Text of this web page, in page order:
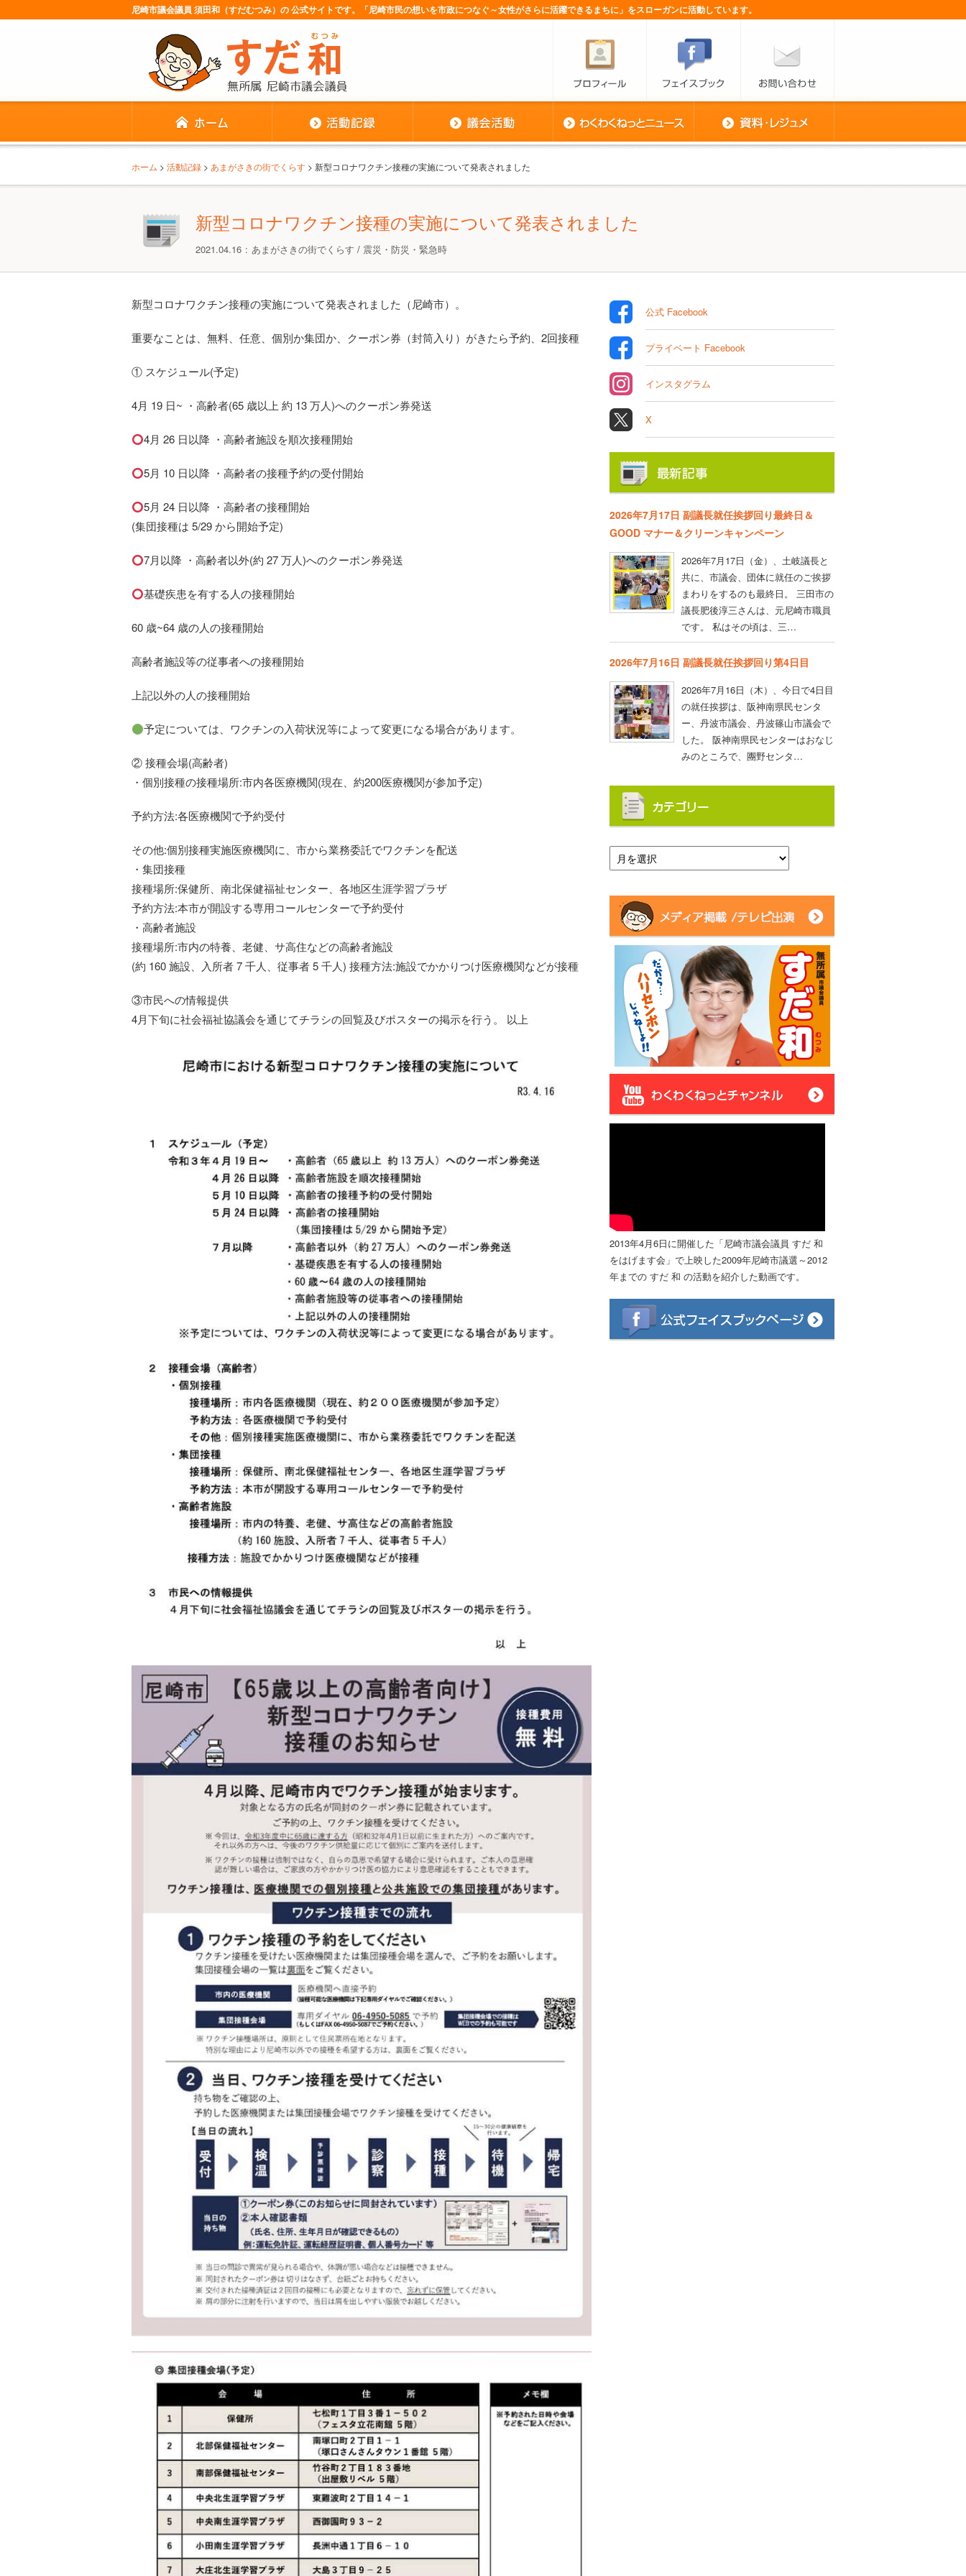
尼崎市議会議員 須田和（すだむつみ）の 公式サイトです。「尼崎市民の想いを市政につなぐ～女性がさらに活躍できるまちに」をスローガンに活動しています。
ホーム > 活動記録 > あまがさきの街でくらす > 新型コロナワクチン接種の実施について発表されました
新型コロナワクチン接種の実施について発表されました
2021.04.16 あまがさきの街でくらす / 震災・防災・緊急時
新型コロナワクチン接種の実施について発表されました（尼崎市）。
重要なことは、無料、任意、個別か集団か、クーポン券（封筒入り）がきたら予約、2回接種
① スケジュール(予定)
4月 19 日~ ・高齢者(65 歳以上 約 13 万人)へのクーポン券発送
4月 26 日以降 ・高齢者施設を順次接種開始
5月 10 日以降 ・高齢者の接種予約の受付開始
5月 24 日以降 ・高齢者の接種開始
(集団接種は 5/29 から開始予定)
7月以降 ・高齢者以外(約 27 万人)へのクーポン券発送
基礎疾患を有する人の接種開始
60 歳~64 歳の人の接種開始
高齢者施設等の従事者への接種開始
上記以外の人の接種開始
予定については、ワクチンの入荷状況等によって変更になる場合があります。
② 接種会場(高齢者)
・個別接種の接種場所:市内各医療機関(現在、約200医療機関が参加予定)
予約方法:各医療機関で予約受付
その他:個別接種実施医療機関に、市から業務委託でワクチンを配送
・集団接種
接種場所:保健所、南北保健福祉センター、各地区生涯学習プラザ
予約方法:本市が開設する専用コールセンターで予約受付
・高齢者施設
接種場所:市内の特養、老健、サ高住などの高齢者施設
(約 160 施設、入所者 7 千人、従事者 5 千人) 接種方法:施設でかかりつけ医療機関などが接種
③市民への情報提供
4月下旬に社会福祉協議会を通じてチラシの回覧及びポスターの掲示を行う。 以上
公式 Facebook
プライベート Facebook
インスタグラム
X
2026年7月17日 副議長就任挨拶回り最終日＆
GOOD マナー＆クリーンキャンペーン
2026年7月17日（金）、土岐議長と
共に、市議会、団体に就任のご挨拶
まわりをするのも最終日。 三田市の
議長肥後淳三さんは、元尼崎市職員
です。 私はその頃は、三…
2026年7月16日 副議長就任挨拶回り第4日目
2026年7月16日（木）、今日で4日目
の就任挨拶は、阪神南県民センタ
ー、丹波市議会、丹波篠山市議会で
した。 阪神南県民センターはおなじ
みのところで、團野センタ…
2013年4月6日に開催した「尼崎市議会議員 すだ 和
をはげます会」で上映した2009年尼崎市議選～2012
年までの すだ 和 の活動を紹介した動画です。